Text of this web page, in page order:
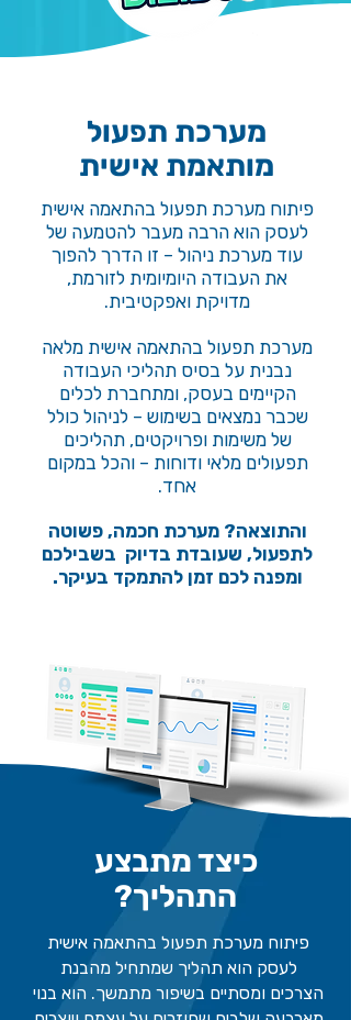
מערכת תפעול
מותאמת אישית
פיתוח מערכת תפעול בהתאמה אישית
לעסק הוא הרבה מעבר להטמעה של
עוד מערכת ניהול – זו הדרך להפוך
את העבודה היומיומית לזורמת,
מדויקת ואפקטיבית.
מערכת תפעול בהתאמה אישית מלאה
נבנית על בסיס תהליכי העבודה
הקיימים בעסק, ומתחברת לכלים
שכבר נמצאים בשימוש – לניהול כולל
של משימות ופרויקטים, תהליכים
תפעולים מלאי ודוחות – והכל במקום
אחד.
והתוצאה? מערכת חכמה, פשוטה
לתפעול, שעובדת בדיוק בשבילכם
ומפנה לכם זמן להתמקד בעיקר.
כיצד מתבצע
התהליך?
פיתוח מערכת תפעול בהתאמה אישית
לעסק הוא תהליך שמתחיל מהבנת
הצרכים ומסתיים בשיפור מתמשך. הוא בנוי